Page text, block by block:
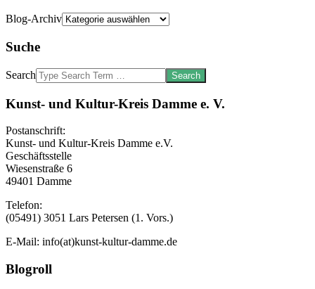
Blog-Archiv
Suche
Search
Kunst- und Kultur-Kreis Damme e. V.
Postanschrift:
Kunst- und Kultur-Kreis Damme e.V.
Geschäftsstelle
Wiesenstraße 6
49401 Damme
Telefon:
(05491) 3051 Lars Petersen (1. Vors.)
E-Mail: info(at)kunst-kultur-damme.de
Blogroll